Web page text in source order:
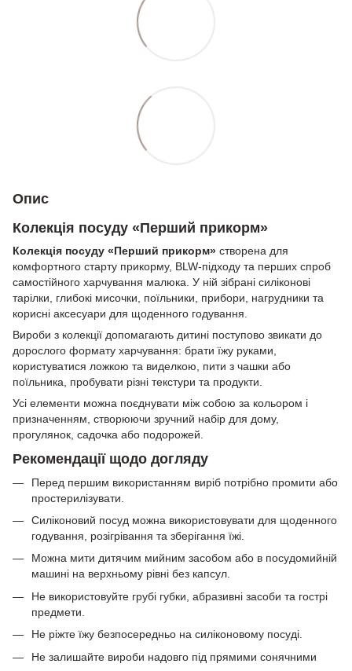
Опис
Колекція посуду «Перший прикорм»
Колекція посуду «Перший прикорм» створена для
комфортного старту прикорму, BLW-підходу та перших спроб
самостійного харчування малюка. У ній зібрані силіконові
тарілки, глибокі мисочки, поїльники, прибори, нагрудники та
корисні аксесуари для щоденного годування.
Вироби з колекції допомагають дитині поступово звикати до
дорослого формату харчування: брати їжу руками,
користуватися ложкою та виделкою, пити з чашки або
поїльника, пробувати різні текстури та продукти.
Усі елементи можна поєднувати між собою за кольором і
призначенням, створюючи зручний набір для дому,
прогулянок, садочка або подорожей.
Рекомендації щодо догляду
Перед першим використанням виріб потрібно промити або
простерилізувати.
Силіконовий посуд можна використовувати для щоденного
годування, розігрівання та зберігання їжі.
Можна мити дитячим мийним засобом або в посудомийній
машині на верхньому рівні без капсул.
Не використовуйте грубі губки, абразивні засоби та гострі
предмети.
Не ріжте їжу безпосередньо на силіконовому посуді.
Не залишайте вироби надовго під прямими сонячними